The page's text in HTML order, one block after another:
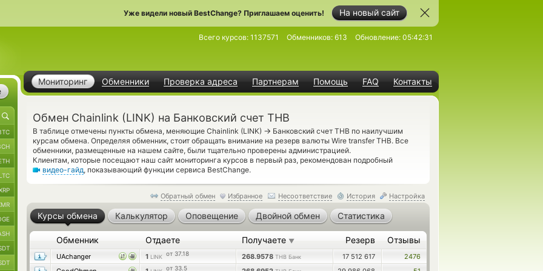
На новый сайт
Уже видели новый BestChange? Приглашаем оценить!
Мониторинг Обменники Проверка адреса Партнерам Помощь FAQ Контакты
Всего курсов: 1137571 Обменников: 613 Обновление: 05:42:31
Обмен Chainlink (LINK) на Банковский счет THB
В таблице отмечены пункты обмена, меняющие Chainlink (LINK) → Банковский счет THB по наилучшим
курсам обмена. Определяя обменник, стоит обращать внимание на резерв валюты Wire transfer THB. Все
обменники, размещенные на нашем сайте, были тщательно проверены администрацией.
Клиентам, которые посещают наш сайт мониторинга курсов в первый раз, рекомендован подробный
видео-гайд, показывающий функции сервиса BestChange.
Обратный обмен Избранное Несоответствие История Настройка
Курсы обмена Калькулятор Оповещение Двойной обмен Статистика
Обменник Отдаете Получаете ▼ Резерв Отзывы
UAchanger 1 LINK от 37.18 268.9578 THB Банк 17 512 617
2476
от 33.5